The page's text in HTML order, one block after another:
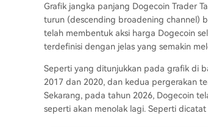
Grafik jangka panjang Dogecoin Trader
turun (descending broadening channel)
telah membentuk aksi harga Dogecoin
terdefinisi dengan jelas yang semakin
Seperti yang ditunjukkan pada grafik di
2017 dan 2020, dan kedua pergerakan
Sekarang, pada tahun 2026, Dogecoin
seperti akan menolak lagi. Seperti